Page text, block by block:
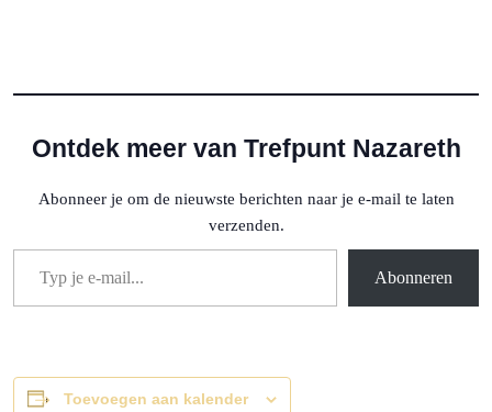
Ontdek meer van Trefpunt Nazareth
Abonneer je om de nieuwste berichten naar je e-mail te laten
verzenden.
Typ je e-mail...
Abonneren
Toevoegen aan kalender